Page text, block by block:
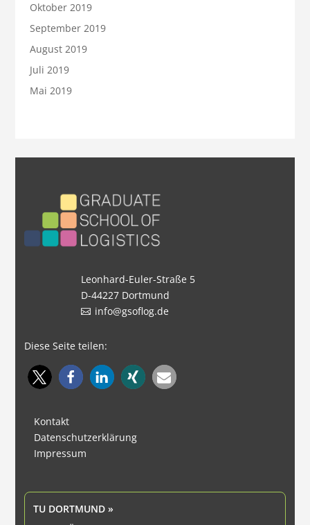
Oktober 2019
September 2019
August 2019
Juli 2019
Mai 2019
Leonhard-Euler-Straße 5
D-44227 Dortmund
info@gsoflog.de
Diese Seite teilen:
Kontakt
Datenschutzerklärung
Impressum
TU DORTMUND »